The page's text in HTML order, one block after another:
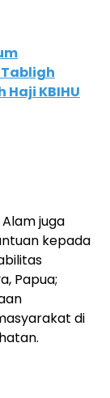
KBIHU
Alam juga
kepada
Papua;
di